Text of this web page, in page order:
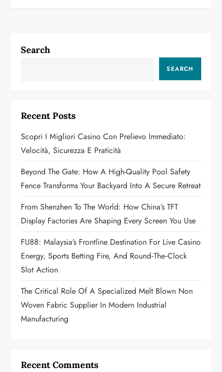
a
g
a
t
i
o
n
Search
SEARCH
Recent Posts
Scopri I Migliori Casino Con Prelievo Immediato:
Velocità, Sicurezza E Praticità
Beyond The Gate: How A High-Quality Pool Safety
Fence Transforms Your Backyard Into A Secure Retreat
From Shenzhen To The World: How China’s TFT
Display Factories Are Shaping Every Screen You Use
FU88: Malaysia’s Frontline Destination For Live Casino
Energy, Sports Betting Fire, And Round‑the‑Clock
Slot Action
The Critical Role Of A Specialized Melt Blown Non
Woven Fabric Supplier In Modern Industrial
Manufacturing
Recent Comments